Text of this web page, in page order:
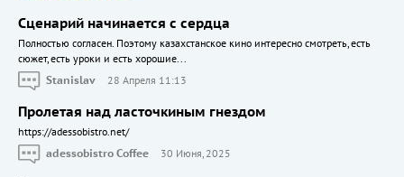
Сценарий начинается с сердца
Полностью согласен. Поэтому казахстанское кино интересно смотреть, есть
сюжет, есть уроки и есть хорошие...
Stanislav
28 Апреля 11:13
Пролетая над ласточкиным гнездом
https://adessobistro.net/
adessobistro Coffee
30 Июня, 2025